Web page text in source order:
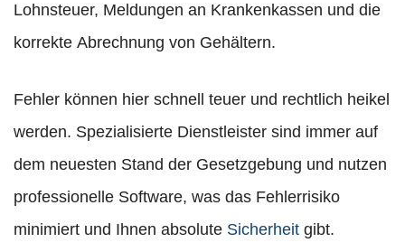
Lohnsteuer, Meldungen an Krankenkassen und die
korrekte Abrechnung von Gehältern.
Fehler können hier schnell teuer und rechtlich heikel
werden. Spezialisierte Dienstleister sind immer auf
dem neuesten Stand der Gesetzgebung und nutzen
professionelle Software, was das Fehlerrisiko
minimiert und Ihnen absolute Sicherheit gibt.